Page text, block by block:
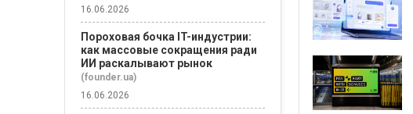
16.06.2026
Пороховая бочка IT-индустрии:
как массовые сокращения ради
ИИ раскалывают рынок
(founder.ua)
16.06.2026